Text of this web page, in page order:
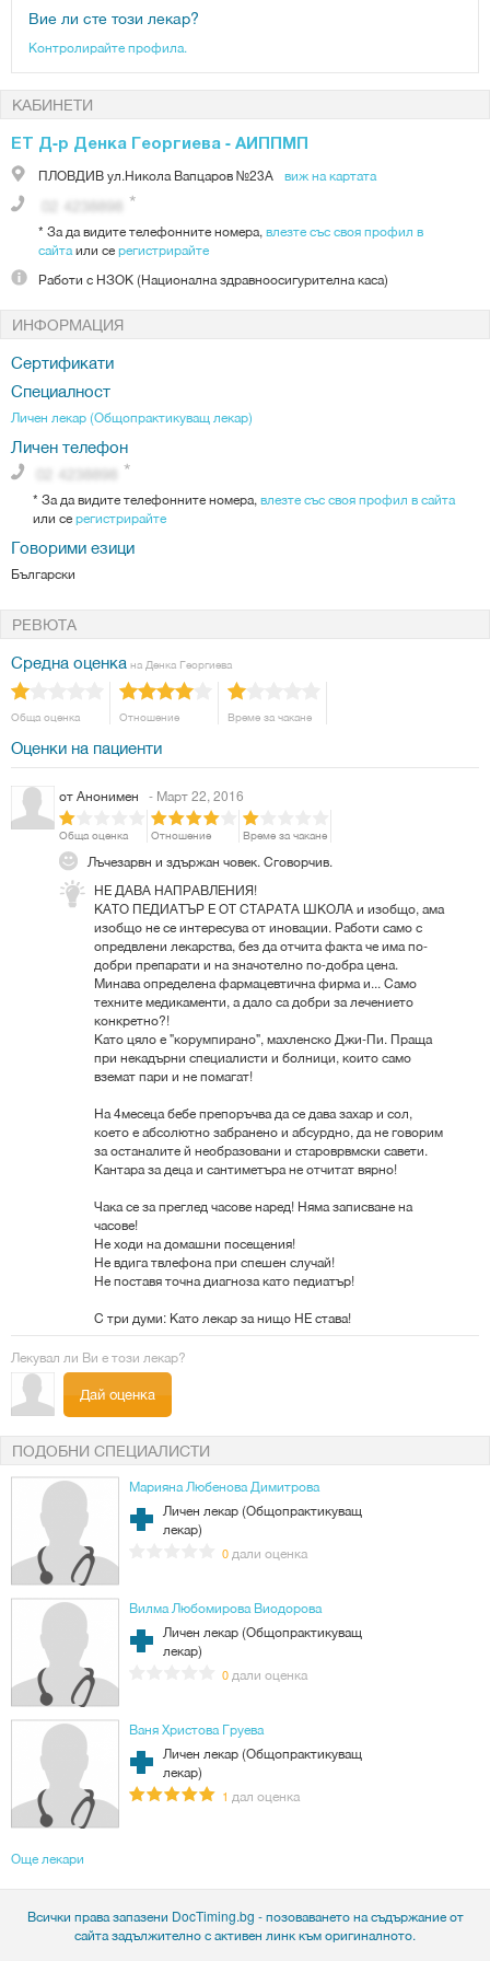
Вие ли сте този лекар?
Контролирайте профила.
КАБИНЕТИ
ЕТ Д-р Денка Георгиева - АИППМП
ПЛОВДИВул.Никола Вапцаров №23А виж на картата
* За да видите телефонните номера, влезте със своя профил в
сайтаили серегистрирайте
Работи с НЗОК (Национална здравноосигурителна каса)
ИНФОРМАЦИЯ
Сертификати
Специалност
Личен лекар (Общопрактикуващ лекар)
Личен телефон
* За да видите телефонните номера, влезте със своя профил в сайта
или серегистрирайте
Говорими езици
Български
РЕВЮТА
Средна оценка на Денка Георгиева
Обща оценка Отношение Време за чакане
Оценки на пациенти
отАнонимен - Март 22, 2016
Обща оценка Отношение Време за чакане
Лъчезарвн и здържан човек. Сговорчив.
НЕ ДАВА НАПРАВЛЕНИЯ!
КАТО ПЕДИАТЪР Е ОТ СТАРАТА ШКОЛА и изобщо, ама
изобщо не се интересува от иновации. Работи само с
опредвлени лекарства, без да отчита факта че има по-
добри препарати и на значотелно по-добра цена.
Минава определена фармацевтична фирма и... Само
техните медикаменти, а дало са добри за лечението
конкретно?!
Като цяло е "корумпирано", махленско Джи-Пи. Праща
при некадърни специалисти и болници, които само
вземат пари и не помагат!
На 4месеца бебе препоръчва да се дава захар и сол,
което е абсолютно забранено и абсурдно, да не говорим
за останалите й необразовани и староврвмски савети.
Кантара за деца и сантиметъра не отчитат вярно!
Чака се за преглед часове наред! Няма записване на
часове!
Не ходи на домашни посещения!
Не вдига твлефона при спешен случай!
Не поставя точна диагноза като педиатър!
С три думи: Като лекар за нищо НЕ става!
Лекувал ли Ви е този лекар?
Дай оценка
ПОДОБНИ СПЕЦИАЛИСТИ
Марияна Любенова Димитрова
Личен лекар (Общопрактикуващ
лекар)
0 дали оценка
Вилма Любомирова Виодорова
Личен лекар (Общопрактикуващ
лекар)
0 дали оценка
Ваня Христова Груева
Личен лекар (Общопрактикуващ
лекар)
1 дал оценка
Още лекари
Всички права запазени DocTiming.bg - позоваването на съдържание от
сайта задължително с активен линк към оригиналното.